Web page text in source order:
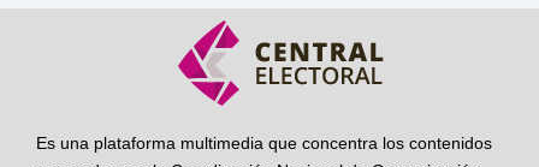
Es una plataforma multimedia que concentra los contenidos